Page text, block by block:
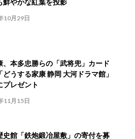
10月29日
、本多忠勝らの「武将兜」カード
うする家康 静岡 大河ドラマ館」
プレゼント
11月15日
史館「鉄炮鍛冶屋敷」の寄付を募